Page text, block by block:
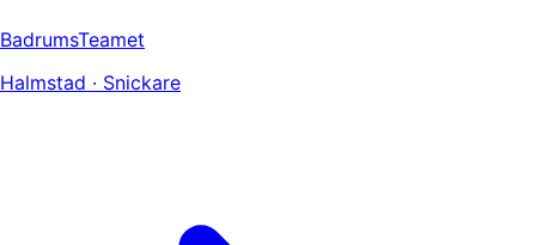
BadrumsTeamet
Halmstad · Snickare